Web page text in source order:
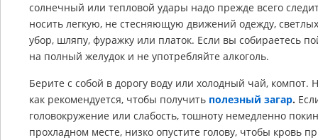
солнечный или тепловой удары надо прежде всего
носить легкую, не стесняющую движений одежду,
убор, шляпу, фуражку или платок. Если вы собираетесь
на полный желудок и не употребляйте алкоголь.
Берите с собой в дорогу воду или холодный чай, компот.
как рекомендуется, чтобы получить полезный загар.
головокружение или слабость, тошноту немедленно
прохладном месте, низко опустите голову, чтобы кровь